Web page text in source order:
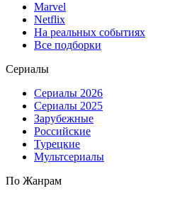
Marvel
Netflix
На реальных событиях
Все подборки
Сериалы
Сериалы 2026
Сериалы 2025
Зарубежные
Российские
Турецкие
Мультсериалы
По Жанрам